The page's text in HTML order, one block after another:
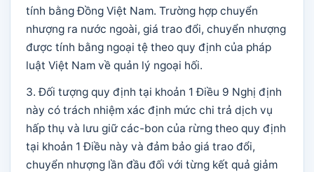
tính bằng Đồng Việt Nam. Trường hợp chuyển
nhượng ra nước ngoài, giá trao đổi, chuyển nhượng
được tính bằng ngoại tệ theo quy định của pháp
luật Việt Nam về quản lý ngoại hối.
3. Đối tượng quy định tại khoản 1 Điều 9 Nghị định
này có trách nhiệm xác định mức chi trả dịch vụ
hấp thụ và lưu giữ các-bon của rừng theo quy định
tại khoản 1 Điều này và đảm bảo giá trao đổi,
chuyển nhượng lần đầu đối với từng kết quả giảm